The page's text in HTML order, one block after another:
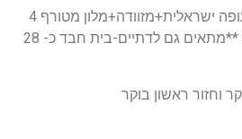
טיסה ישירה עם חברת תעופה ישראלית+מזוודה+מלון מטורף 4
כוכבים עם ארוחת בוקר!!! **מתאים גם לדתיים-בית חבד כ- 28